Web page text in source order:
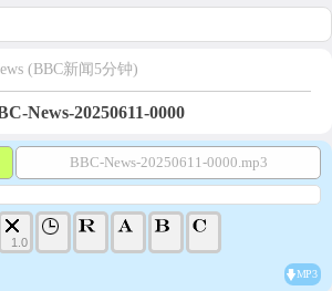
(BBC新闻5分钟)
News-20250611-0000
BBC-News-20250611-0000.mp3
1.0
MP3